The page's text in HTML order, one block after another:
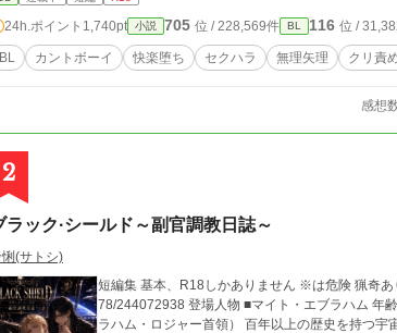
24h.ポイント 1,740pt 小説 705 位 / 228,569件 BL 116 位 /
BL カントボーイ 快楽堕ち セクハラ 無理矢理 クリ責
感想
2
ラック·シールド～副官調教日誌～
(サトシ)
短編集 基本、R18しかありません ※は危険 猟奇あり ▽前日譚(第1部) https://www.alphapolis.co.jp/novel/
78/244072938 登場人物 ■マイト・エブラハム 年齢：25歳 身長：186cm 所属：ブラック・シールド副官（元エブ
ラハム・ロジャー首領） 百年以上の歴史を持つ宇宙海賊《エブラハム・ロジャー》の若き元首領。 豪放磊落で仲間